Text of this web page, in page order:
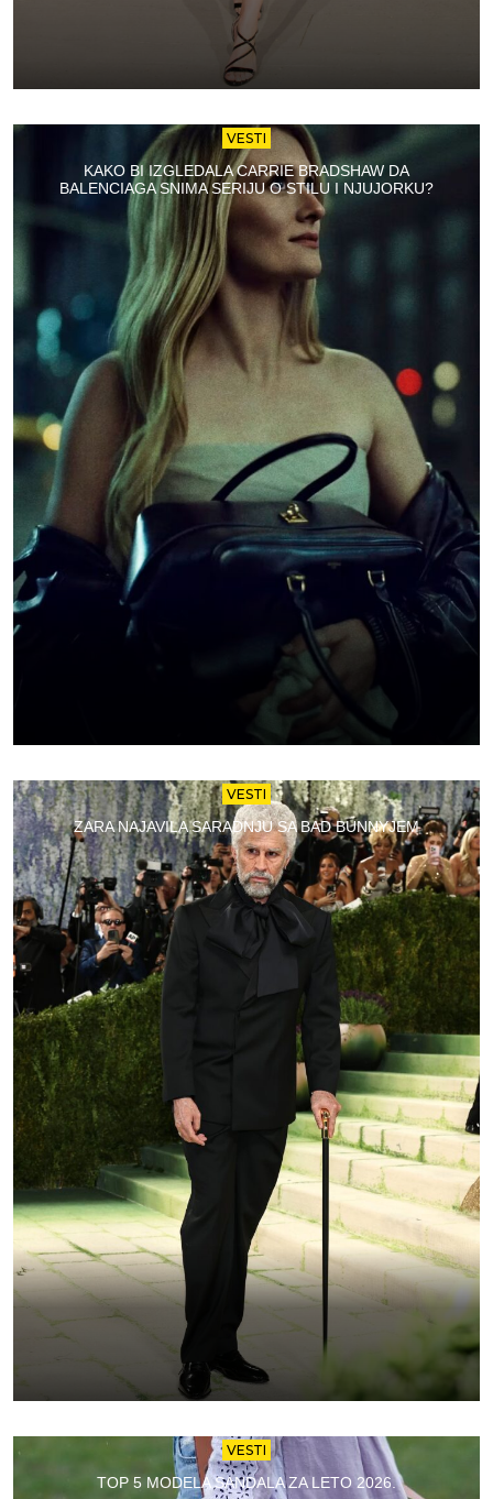
VESTI
KAKO BI IZGLEDALA CARRIE BRADSHAW DA
BALENCIAGA SNIMA SERIJU O STILU I NJUJORKU?
VESTI
ZARA NAJAVILA SARADNJU SA BAD BUNNYJEM
VESTI
TOP 5 MODELA SANDALA ZA LETO 2026.